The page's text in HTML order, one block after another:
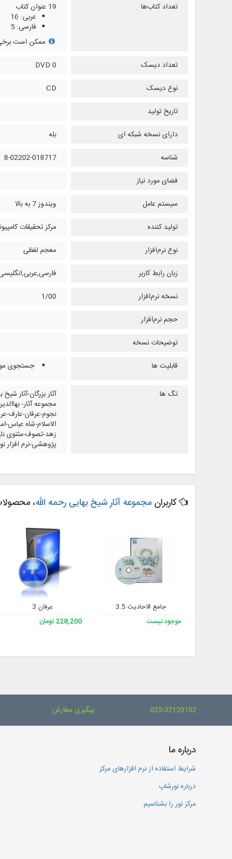
تعداد کتاب‌ها
19 عنوان کتاب
عربی: 16
فارسی: 5
ممکن است برخی
تعداد دیسک
0 DVD
نوع دیسک
CD
تاریخ تولید
دارای نسخه شبکه ای
بله
شناسه
8-02202-018717
فضای مورد نیاز
سیستم عامل
ویندوز 7 به بالا
تولید کننده
مرکز تحقیقات
نوع نرم‌افزار
معجم لفظی
زبان رابط کاربر
نسخه نرم‌افزار
1/00
حجم نرم‌افزار
توضیحات نسخه
قابلیت ها
جستجوی موضوعی در بیش
تگ ها
آثار بزرگان-آثار
مجموعه آثار-
نجوم-عرفان-عارف-
الاسلام-شاه
زهد-تصوف-مثنوی
پژوهشی-نرم افزار
کاربرانمجموعه آثار شیخ بهایی رحمه الله،
جامع الاحادیث 3.5
موجود نیست
عرفان 3
228,200 تومان
025-32120102 پیگیری سفارش
درباره ما
شرایط استفاده از نرم افزارهای مرکز
درباره نورشاپ
مرکز نور را بشناسیم